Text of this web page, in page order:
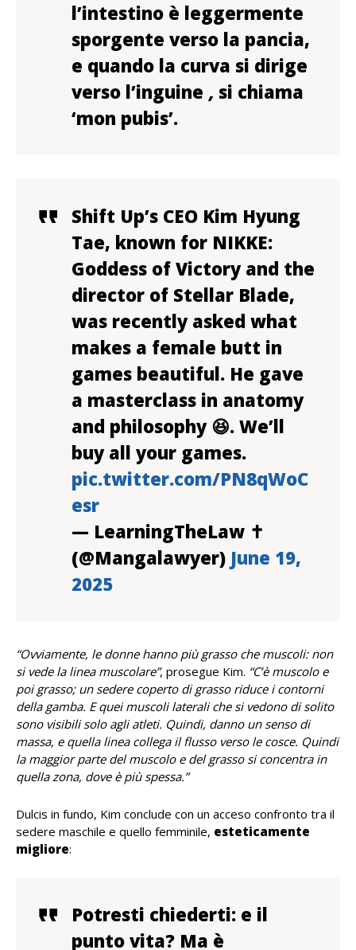
l’intestino è leggermente
sporgente verso la pancia,
e quando la curva si dirige
verso l’inguine , si chiama
‘mon pubis’.
Shift Up’s CEO Kim Hyung
Tae, known for NIKKE:
Goddess of Victory and the
director of Stellar Blade,
was recently asked what
makes a female butt in
games beautiful. He gave
a masterclass in anatomy
and philosophy 😆. We’ll
buy all your games.
pic.twitter.com/PN8qWoC
esr
— LearningTheLaw ✝️
(@Mangalawyer) June 19,
2025
“Ovviamente, le donne hanno più grasso che muscoli: non
si vede la linea muscolare”, prosegue Kim. “C’è muscolo e
poi grasso; un sedere coperto di grasso riduce i contorni
della gamba. E quei muscoli laterali che si vedono di solito
sono visibili solo agli atleti. Quindi, danno un senso di
massa, e quella linea collega il flusso verso le cosce. Quindi
la maggior parte del muscolo e del grasso si concentra in
quella zona, dove è più spessa.”
Dulcis in fundo, Kim conclude con un acceso confronto tra il
sedere maschile e quello femminile, esteticamente
migliore:
Potresti chiederti: e il
punto vita? Ma è